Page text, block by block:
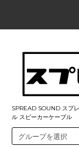
SPREAD SOUND スプ
ル スピーカーケーブル